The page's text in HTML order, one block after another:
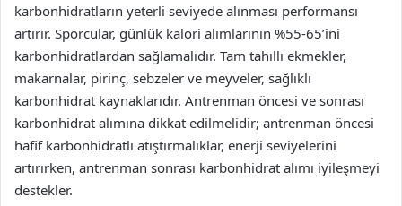
karbonhidratların yeterli seviyede alınması performansı
artırır. Sporcular, günlük kalori alımlarının %55-65’ini
karbonhidratlardan sağlamalıdır. Tam tahıllı ekmekler,
makarnalar, pirinç, sebzeler ve meyveler, sağlıklı
karbonhidrat kaynaklarıdır. Antrenman öncesi ve sonrası
karbonhidrat alımına dikkat edilmelidir; antrenman öncesi
hafif karbonhidratlı atıştırmalıklar, enerji seviyelerini
artırırken, antrenman sonrası karbonhidrat alımı iyileşmeyi
destekler.